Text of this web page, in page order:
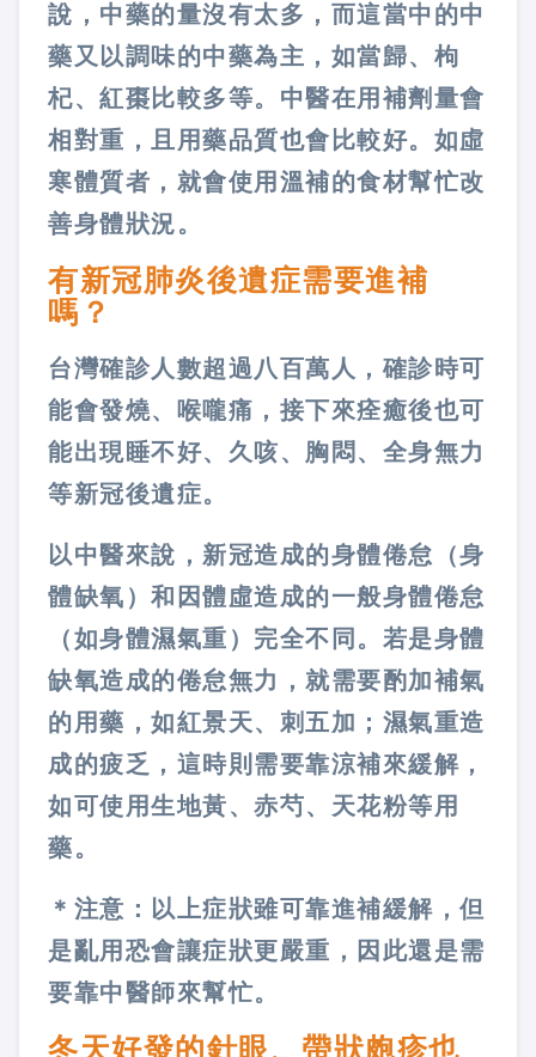
說，中藥的量沒有太多，而這當中的中
藥又以調味的中藥為主，如當歸、枸
杞、紅棗比較多等。中醫在用補劑量會
相對重，且用藥品質也會比較好。如虛
寒體質者，就會使用溫補的食材幫忙改
善身體狀況。
有新冠肺炎後遺症需要進補
嗎？
台灣確診人數超過八百萬人，確診時可
能會發燒、喉嚨痛，接下來痊癒後也可
能出現睡不好、久咳、胸悶、全身無力
等新冠後遺症。
以中醫來說，新冠造成的身體倦怠（身
體缺氧）和因體虛造成的一般身體倦怠
（如身體濕氣重）完全不同。若是身體
缺氧造成的倦怠無力，就需要酌加補氣
的用藥，如紅景天、刺五加；濕氣重造
成的疲乏，這時則需要靠涼補來緩解，
如可使用生地黃、赤芍、天花粉等用
藥。
＊注意：以上症狀雖可靠進補緩解，但
是亂用恐會讓症狀更嚴重，因此還是需
要靠中醫師來幫忙。
冬天好發的針眼、帶狀皰疹也